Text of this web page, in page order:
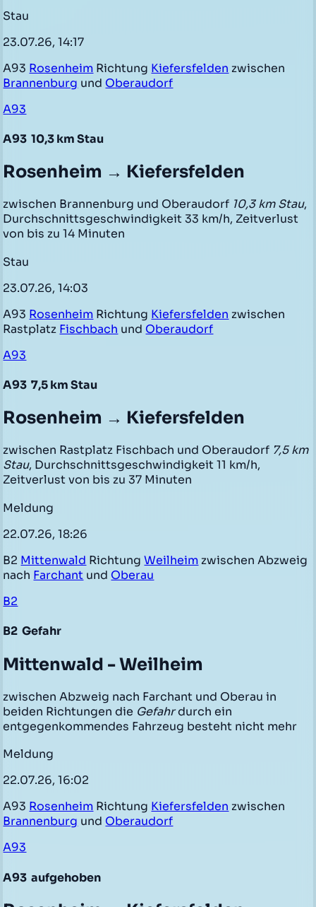
Stau
23.07.26, 14:17
A93 Rosenheim Richtung Kiefersfelden zwischen
Brannenburg und Oberaudorf
A93
A93 10,3 km Stau
Rosenheim → Kiefersfelden
zwischen Brannenburg und Oberaudorf 10,3 km Stau,
Durchschnittsgeschwindigkeit 33 km/h, Zeitverlust
von bis zu 14 Minuten
Stau
23.07.26, 14:03
A93 Rosenheim Richtung Kiefersfelden zwischen
Rastplatz Fischbach und Oberaudorf
A93
A93 7,5 km Stau
Rosenheim → Kiefersfelden
zwischen Rastplatz Fischbach und Oberaudorf 7,5 km
Stau, Durchschnittsgeschwindigkeit 11 km/h,
Zeitverlust von bis zu 37 Minuten
Meldung
22.07.26, 18:26
B2 Mittenwald RichtungWeilheim zwischen Abzweig
nach Farchant und Oberau
B2
B2 Gefahr
Mittenwald - Weilheim
zwischen Abzweig nach Farchant und Oberau in
beiden Richtungen die Gefahrdurch ein
entgegenkommendes Fahrzeug besteht nicht mehr
Meldung
22.07.26, 16:02
A93 Rosenheim Richtung Kiefersfelden zwischen
Brannenburg und Oberaudorf
A93
A93 aufgehoben